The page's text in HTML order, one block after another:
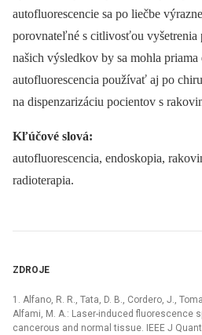
autofluorescencie sa po liečbe
porovnateľné s citlivosťou vyšetrenia
našich výsledkov by sa mohla priama
autofluorescencia používať aj po
na dispenzarizáciu pocientov s
Kľúčové slová:
autofluorescencia, endoskopia,
radioterapia.
ZDROJE
1. Alfano, R. R., Tata, D. B., Cordero, J.,
Alfami, M. A.: Laser-induced fluorescence
cancerous and normal tissue. IEEE J